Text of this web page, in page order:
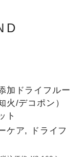
加ドライフルー
火/デコポン）
ト
ケア, ドライフ